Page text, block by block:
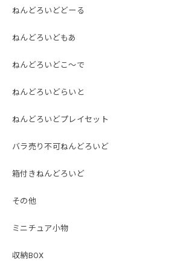
ねんどろいどどーる
ねんどろいどもあ
ねんどろいどこ～で
ねんどろいどらいと
ねんどろいどプレイセット
バラ売り不可ねんどろいど
箱付きねんどろいど
その他
ミニチュア小物
収納BOX